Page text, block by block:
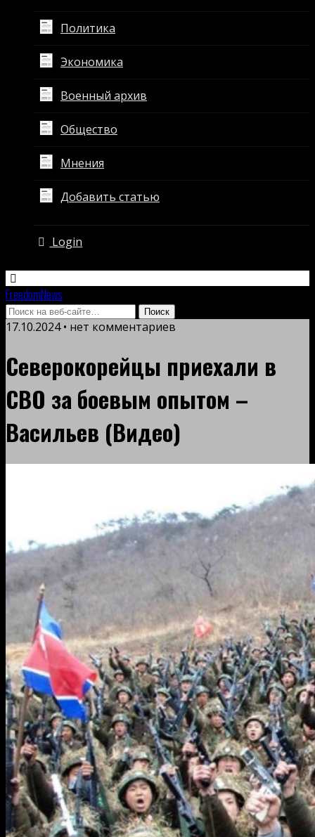
Политика
Экономика
Военный архив
Общество
Мнения
Добавить статью
Login
FreedomNews
17.10.2024 • нет комментариев
Северокорейцы приехали в
СВО за боевым опытом –
Васильев (Видео)